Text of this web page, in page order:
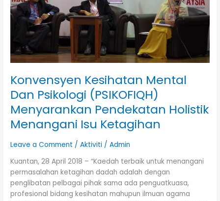
Konvensyen Kesihatan Mental
Dan Psikologi (PSIKOFIQH)
Menyarankan Pendekatan Holistik
Menangani Isu Ketagihan
Leave a Comment /Aktiviti /Admin
Kuantan, 28 April 2018 – “Kaedah terbaik untuk menangani
permasalahan ketagihan dadah adalah dengan
penglibatan pelbagai pihak sama ada penguatkuasa,
profesional bidang kesihatan mahupun ilmuan agama
Holistik
Menangani
Ketagihan